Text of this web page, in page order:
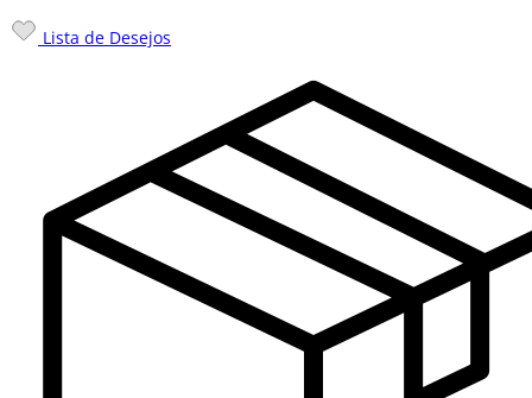
Lista de Desejos